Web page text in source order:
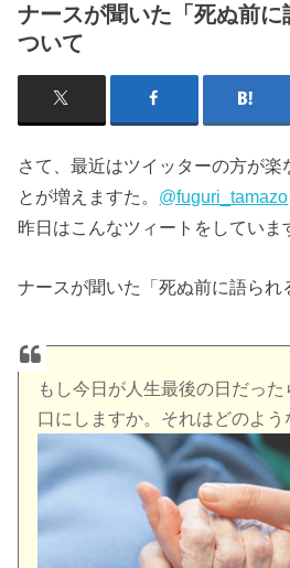
ナースが聞いた「死ぬ前に
ついて
さて、最近はツイッターの方が楽
とが増えますた。 @fuguri_tamazo
昨日はこんなツィートをしていま
ナースが聞いた「死ぬ前に語られ
もし今日が人生最後の日だっ
口にしますか。それはどのよう